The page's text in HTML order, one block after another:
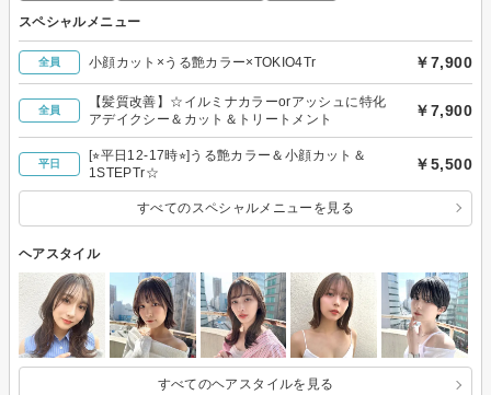
スペシャルメニュー
全員 小顔カット×うる艶カラー×TOKIO4Tr ￥7,900
全員
【髪質改善】☆イルミナカラーorアッシュに特化
アデイクシー＆カット＆トリートメント
￥7,900
平日
[⭐︎平日12-17時⭐︎]うる艶カラー＆小顔カット＆
1STEPTr☆
￥5,500
すべてのスペシャルメニューを見る
ヘアスタイル
すべてのヘアスタイルを見る